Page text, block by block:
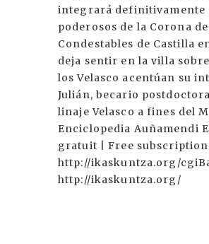
integrará definitivamente
poderosos de la Corona
Condestables de Castilla
deja sentir en la villa
los Velasco acentúan su
Julián, becario
linaje Velasco a fines del
Enciclopedia Auñamendi
gratuit | Free subscription
http://ikaskuntza.org/
http://ikaskuntza.org/